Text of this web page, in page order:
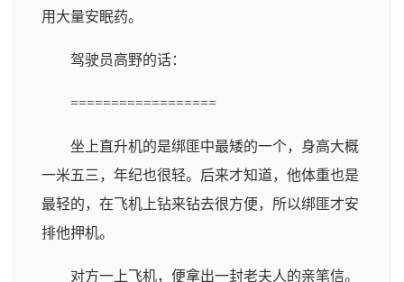
用大量安眠药。
驾驶员高野的话：
==================
坐上直升机的是绑匪中最矮的一个，身高大概
一米五三，年纪也很轻。后来才知道，他体重也是
最轻的，在飞机上钻来钻去很方便，所以绑匪才安
排他押机。
对方一上飞机，便拿出一封老夫人的亲笔信。